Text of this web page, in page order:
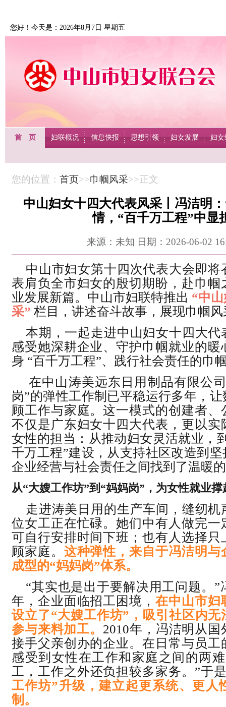
您好！今天是：2026年8月7日 星期五
首 页 妇联概况 信息快报 思想引领 妇女发展 妇女
您的位置： 首页>>巾帼风采>>正文
中山妇女十四大代表风采丨冯洁明
情，“百千万工程”中显
来源：未知 日期：2026-06-02
中山市妇女第十四次代表大会即将
表肩负全市妇女的殷切期盼，赴巾帼
业发展新篇。中山市妇联特推出 “中
采” 栏目，讲述奋斗故事，展现巾帼风
本期，一起走进中山妇女十四大代
感受她深耕企业、守护巾帼就业的暖
身 “百千万工程”、践行社会责任的巾
在中山涛美远东日用制品有限公
岗”的弹性工作制已平稳运行多年，
顾工作与家庭。这一模式的创建者、
不仅是广东妇女十四大代表，更以实
女性的担当：从推动妇女灵活就业，
千万工程”建设，从支持社区改造到
企业经营与社会责任之间找到了温暖
从“大嫂工作坊”到“妈妈岗”， 为女性就业撑
走进涛美日用的生产车间，缝纫机
位女工正在忙碌。她们中有人做完一
可自行安排时间下班；也有人选择只
顾家庭。 这种弹性，来自于冯洁明与
成型的“妈妈岗”体系。
“其实也是出于要解决用工问题。”
年，企业面临招工困境，在中山市妇
设立了“大嫂工作坊”，吸引社区内无
参与来料加工。 2010年，冯洁明从
接手父亲创办的企业。在日常与员工
感受到女性在工作和家庭之间的两
工，工作之外还负担较多家务。”于
工作坊”升级，建立起更系统、更人
制。